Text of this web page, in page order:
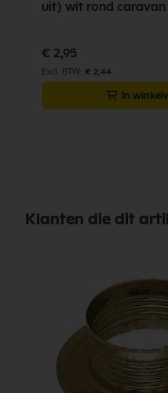
uit) wit rond caravan
€ 2,95
€ 2,44
In
Klanten die dit